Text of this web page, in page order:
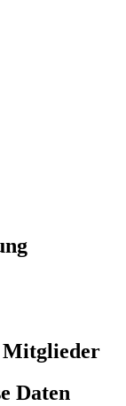
Mitglieder
Daten